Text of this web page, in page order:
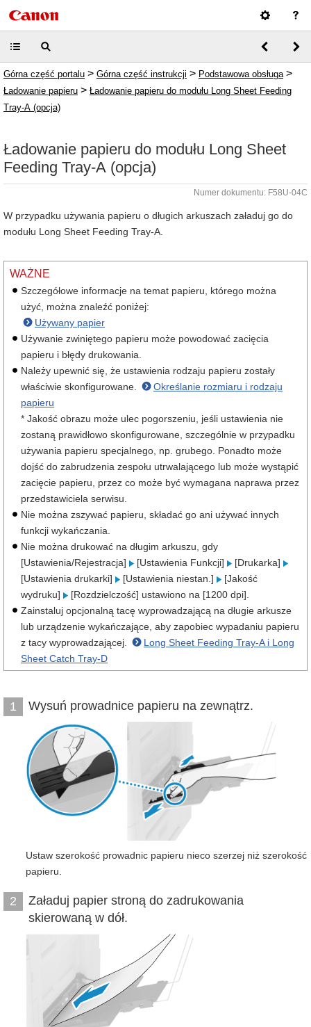
Górna część portalu > Górna część instrukcji > Podstawowa obsługa >
Ładowanie papieru > Ładowanie papieru do modułu Long Sheet Feeding
Tray-A (opcja)
Ładowanie papieru do modułu Long Sheet
Feeding Tray-A (opcja)
Numer dokumentu: F58U-04C
W przypadku używania papieru o długich arkuszach załaduj go do
modułu Long Sheet Feeding Tray-A.
WAŻNE
Szczegółowe informacje na temat papieru, którego można
użyć, można znaleźć poniżej:
Używany papier
Używanie zwiniętego papieru może powodować zacięcia
papieru i błędy drukowania.
Należy upewnić się, że ustawienia rodzaju papieru zostały
właściwie skonfigurowane.
Określanie rozmiaru i rodzaju
papieru
* Jakość obrazu może ulec pogorszeniu, jeśli ustawienia nie
zostaną prawidłowo skonfigurowane, szczególnie w przypadku
używania papieru specjalnego, np. grubego. Ponadto może
dojść do zabrudzenia zespołu utrwalającego lub może wystąpić
zacięcie papieru, przez co może być wymagana naprawa przez
przedstawiciela serwisu.
Nie można zszywać papieru, składać go ani używać innych
funkcji wykańczania.
Nie można drukować na długim arkuszu, gdy
[Ustawienia/Rejestracja]
[Ustawienia Funkcji]
[Drukarka]
[Ustawienia drukarki]
[Ustawienia niestan.]
[Jakość
wydruku]
[Rozdzielczość] ustawiono na [1200 dpi].
Zainstaluj opcjonalną tacę wyprowadzającą na długie arkusze
lub urządzenie wykańczające, aby zapobiec wypadaniu papieru
z tacy wyprowadzającej.
Long Sheet Feeding Tray-A i Long
Sheet Catch Tray-D
1 Wysuń prowadnice papieru na zewnątrz.
Ustaw szerokość prowadnic papieru nieco szerzej niż szerokość
papieru.
2
Załaduj papier stroną do zadrukowania
skierowaną w dół.